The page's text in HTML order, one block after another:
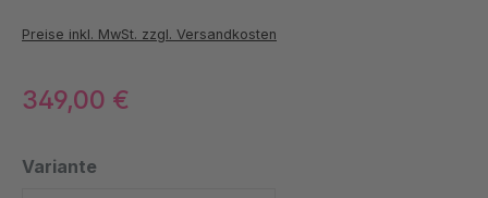
Preise inkl. MwSt. zzgl. Versandkosten
349,00 €
Variante